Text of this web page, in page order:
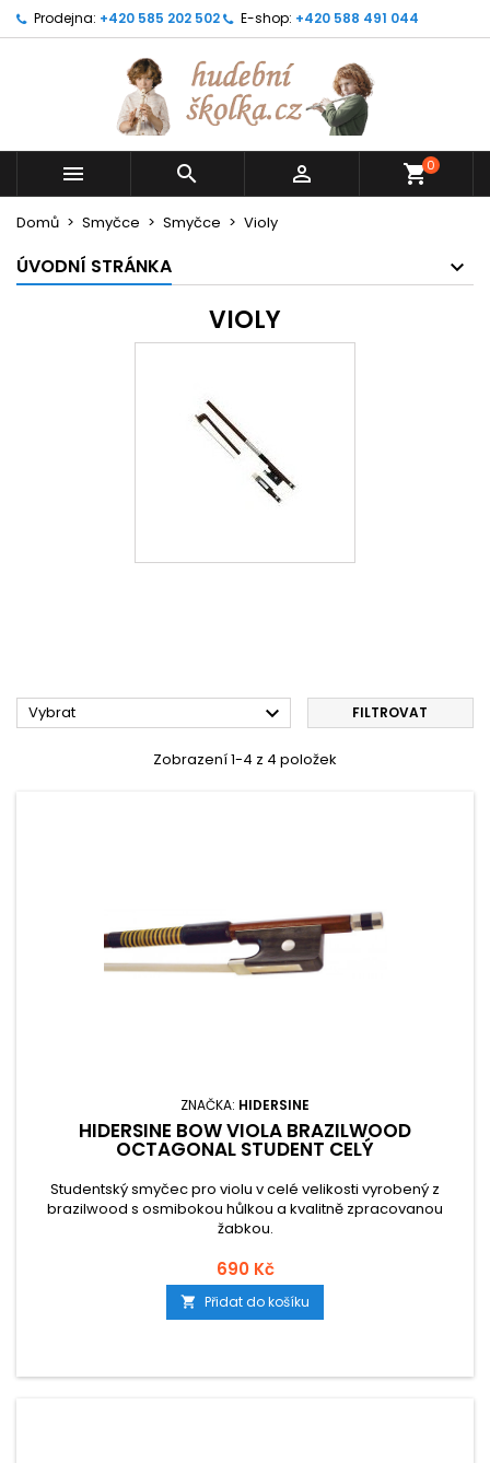
Prodejna: +420 585 202 502 E-shop: +420 588 491 044
   shopping_cart0
Domů Smyčce Smyčce Violy
ÚVODNÍ STRÁNKA
VIOLY
Vybrat  FILTROVAT
Zobrazení 1-4 z 4 položek
ZNAČKA: HIDERSINE
HIDERSINE BOW VIOLA BRAZILWOOD
OCTAGONAL STUDENT CELÝ
Studentský smyčec pro violu v celé velikosti vyrobený z
brazilwood s osmibokou hůlkou a kvalitně zpracovanou
žabkou.
690 Kč
 Přidat do košíku